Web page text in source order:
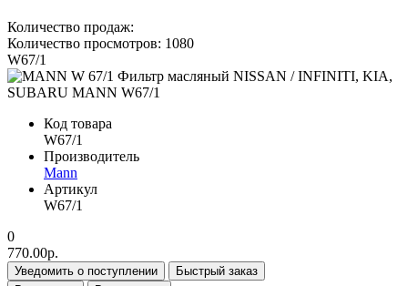
Количество продаж:
Количество просмотров: 1080
W67/1
Код товара
W67/1
Производитель
Mann
Артикул
W67/1
0
770.00р.
Уведомить о поступлении
Быстрый заказ